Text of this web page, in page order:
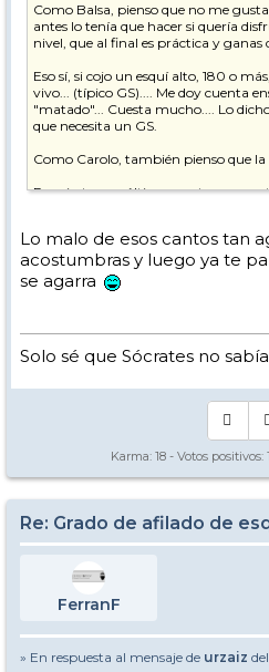
Como Balsa, pienso que no me
antes lo tenía que hacer si quería
nivel, que al final es práctica y ganas
Eso sí, si cojo un esquí alto, 180 o
vivo... (típico GS).... Me doy cuenta
"matado"... Cuesta mucho.... Lo
que necesita un GS.
Como Carolo, también pienso que
Por cierto que últimamente veo en
sé si os llama la atención también a
Saludos, buena semana.
Lo malo de esos cantos tan
acostumbras y luego ya te
se agarra
Solo sé que Sócrates no
Karma: 18 - Votos positivos: 1
Re: Grado de afilado de
FerranF
» En respuesta al mensaje de urzaiz